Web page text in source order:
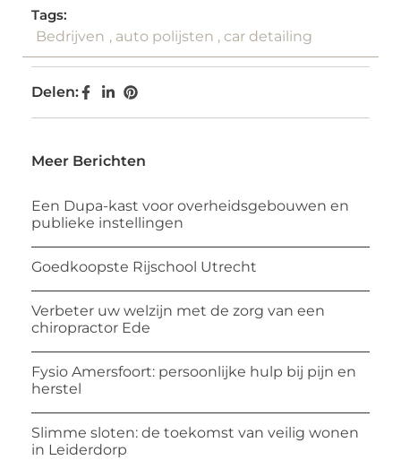
Tags:
Bedrijven , auto polijsten , car detailing
Delen:
Meer Berichten
Een Dupa-kast voor overheidsgebouwen en
publieke instellingen
Goedkoopste Rijschool Utrecht
Verbeter uw welzijn met de zorg van een
chiropractor Ede
Fysio Amersfoort: persoonlijke hulp bij pijn en
herstel
Slimme sloten: de toekomst van veilig wonen
in Leiderdorp